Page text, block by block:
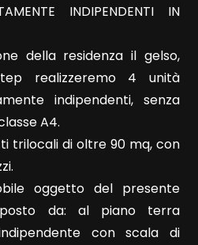
INDIPENDENTI IN
della residenza il gelso,
realizzeremo 4 unità
indipendenti, senza
A4.
trilocali di oltre 90 mq, con
oggetto del presente
da: al piano terra
con scala di